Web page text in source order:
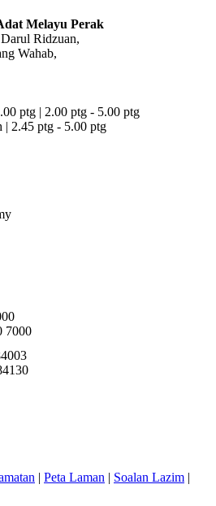
Melayu Perak
Ridzuan,
Wahab,
ptg | 2.00 ptg - 5.00 ptg
| 2.45 ptg - 5.00 ptg
| Peta Laman | Soalan Lazim |